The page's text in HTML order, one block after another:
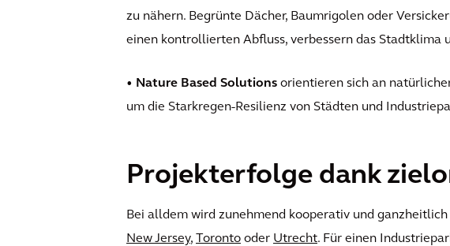
zu nähern. Begrünte Dächer, Baumrigolen oder
einen kontrollierten Abfluss, verbessern das
• Nature Based Solutions orientieren sich an
um die Starkregen-Resilienz von Städten und
Projekterfolge dank
Bei alldem wird zunehmend kooperativ und
New Jersey, Toronto oder Utrecht. Für einen